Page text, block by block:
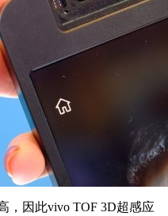
，因此vivo TOF 3D超感应